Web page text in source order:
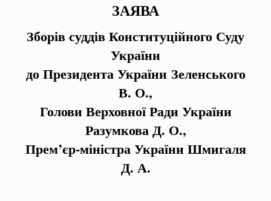
ЗАЯВА
Зборів суддів Конституційного Суду
України
до Президента України Зеленського
В. О.,
Голови Верховної Ради України
Разумкова Д. О.,
Прем’єр-міністра України Шмигаля
Д. А.